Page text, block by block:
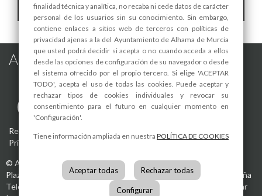
Hemeroteca
Toggle
Alhama de Murcia en las Redes
Registro de actividades de tratamiento Aviso Legal
Privacidad
Política de Cookies
© Ayuntamiento de Alhama de Murcia
Plaza de la Constitución, 130840 Alhama de Murcia (Murcia)
España
Teléfono:
info@alhamademurcia.es
Avatar
finalidad técnica y analítica, no recaba ni cede datos de carácter
personal de los usuarios sin su conocimiento. Sin embargo,
contiene enlaces a sitios web de terceros con políticas de
privacidad ajenas a la del Ayuntamiento de Alhama de Murcia
que usted podrá decidir si acepta o no cuando acceda a ellos
desde las opciones de configuración de su navegador o desde
el sistema ofrecido por el propio tercero. Si elige 'ACEPTAR
TODO', acepta el uso de todas las cookies. Puede aceptar y
rechazar tipos de cookies individuales y revocar su
consentimiento para el futuro en cualquier momento en
'Configuración'.
Tiene información ampliada en nuestra POLÍTICA DE COOKIES
Aceptar todas Rechazar todas
Configurar